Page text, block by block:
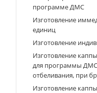
программе ДМС
Изготовление
единиц
Изготовление
Изготовление
для программы ДМС
отбеливания, при
Изготовление